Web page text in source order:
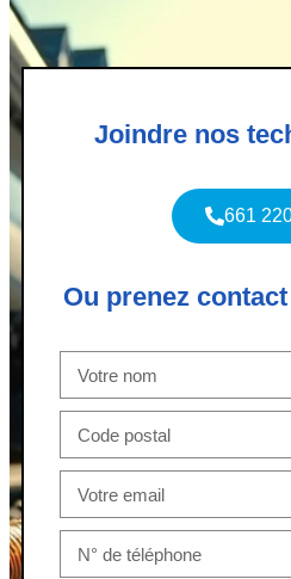
Joindre nos
661
Ou prenez